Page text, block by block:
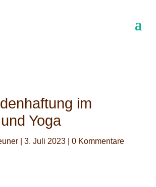
im
Yoga
| 3. Juli 2023| 0 Kommentare